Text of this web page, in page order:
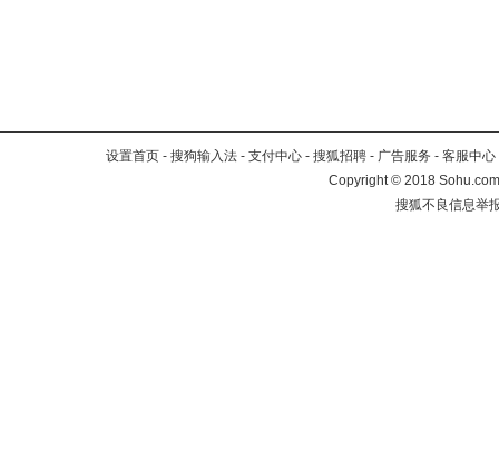
设置首页 - 搜狗输入法 - 支付中心 - 搜狐招聘 - 广告服务 - 客服中心
Copyright©2018
搜狐不良信息举